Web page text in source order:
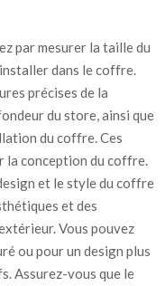
par mesurer la taille du
dans le coffre.
précises de la
du store, ainsi que
du coffre. Ces
la conception du coffre.
et le style du coffre
et des
Vous pouvez
ou pour un design plus
Assurez-vous que le